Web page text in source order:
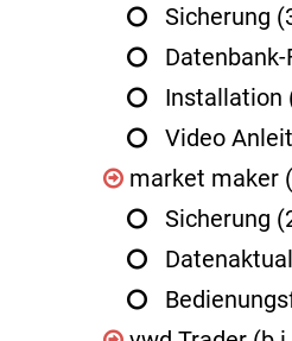
Sicherung
Installation
Video
market maker
Sicherung